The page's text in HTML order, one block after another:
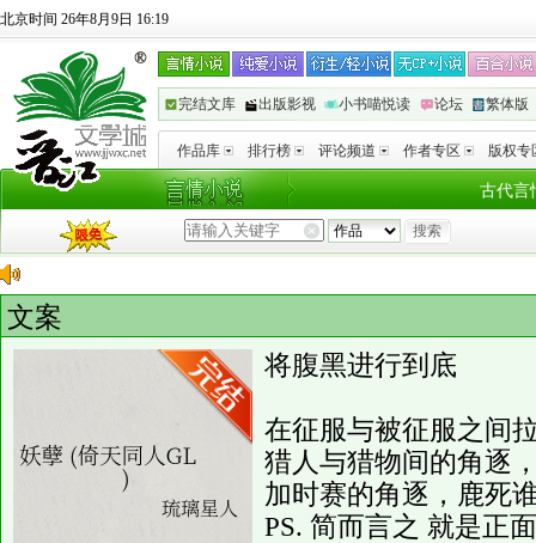
北京时间 26年8月9日 16:19
完结文库 出版影视 小书喵悦读 论坛 繁体版
作品库 排行榜 评论频道 作者专区 版权专
古代言
文案
将腹黑进行到底
在征服与被征服之间
猎人与猎物间的角逐
加时赛的角逐，鹿死
PS. 简而言之 就是正